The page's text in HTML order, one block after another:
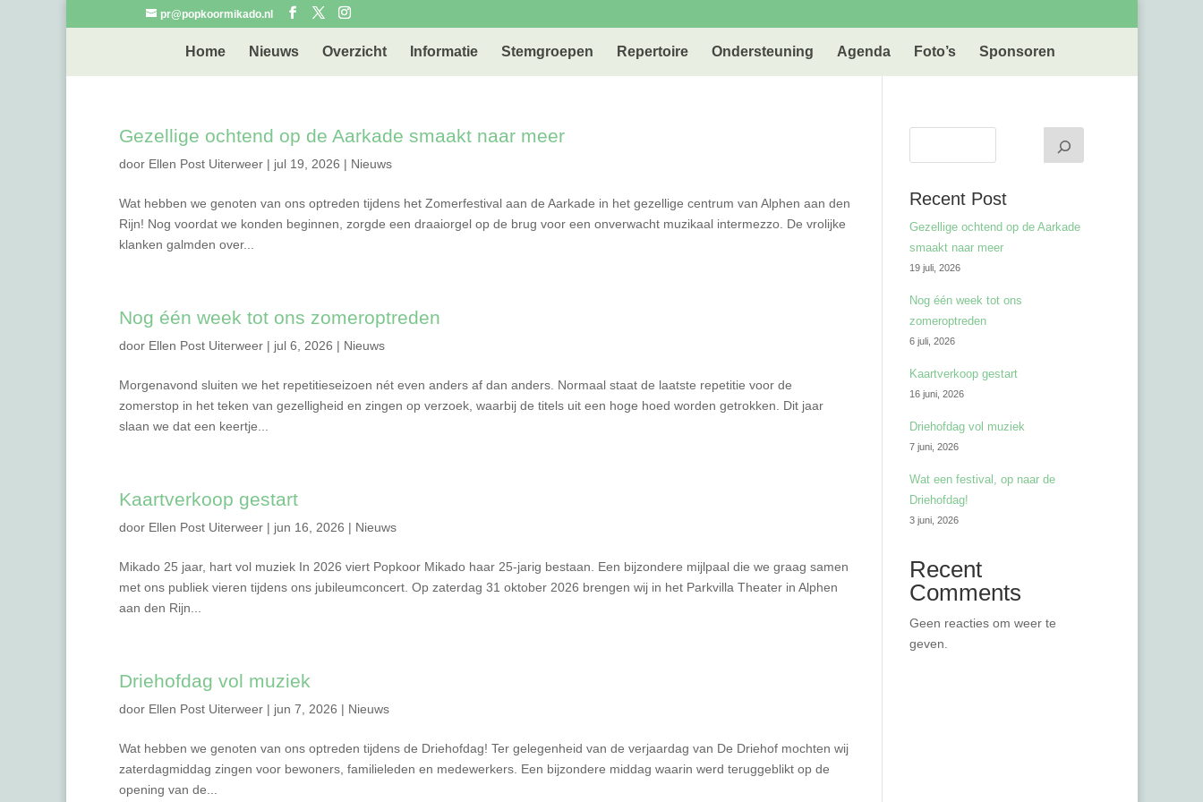
pr@popkoormikado.nl
Home Nieuws Overzicht Informatie Stemgroepen Repertoire Ondersteuning Agenda Foto’s Sponsoren
Gezellige ochtend op de Aarkade smaakt naar meer
door Ellen Post Uiterweer | jul 19, 2026 | Nieuws
Wat hebben we genoten van ons optreden tijdens het Zomerfestival aan de Aarkade in het gezellige centrum van Alphen aan den
Rijn! Nog voordat we konden beginnen, zorgde een draaiorgel op de brug voor een onverwacht muzikaal intermezzo. De vrolijke
klanken galmden over...
Nog één week tot ons zomeroptreden
door Ellen Post Uiterweer | jul 6, 2026 | Nieuws
Morgenavond sluiten we het repetitieseizoen nét even anders af dan anders. Normaal staat de laatste repetitie voor de
zomerstop in het teken van gezelligheid en zingen op verzoek, waarbij de titels uit een hoge hoed worden getrokken. Dit jaar
slaan we dat een keertje...
Kaartverkoop gestart
door Ellen Post Uiterweer | jun 16, 2026 | Nieuws
Mikado 25 jaar, hart vol muziek In 2026 viert Popkoor Mikado haar 25-jarig bestaan. Een bijzondere mijlpaal die we graag samen
met ons publiek vieren tijdens ons jubileumconcert. Op zaterdag 31 oktober 2026 brengen wij in het Parkvilla Theater in Alphen
aan den Rijn...
Driehofdag vol muziek
door Ellen Post Uiterweer | jun 7, 2026 | Nieuws
Wat hebben we genoten van ons optreden tijdens de Driehofdag! Ter gelegenheid van de verjaardag van De Driehof mochten wij
zaterdagmiddag zingen voor bewoners, familieleden en medewerkers. Een bijzondere middag waarin werd teruggeblikt op de
opening van de...
Recent Post
Gezellige ochtend op de Aarkade
smaakt naar meer
19 juli, 2026
Nog één week tot ons
zomeroptreden
6 juli, 2026
Kaartverkoop gestart
16 juni, 2026
Driehofdag vol muziek
7 juni, 2026
Wat een festival, op naar de
Driehofdag!
3 juni, 2026
Recent
Comments
Geen reacties om weer te
geven.